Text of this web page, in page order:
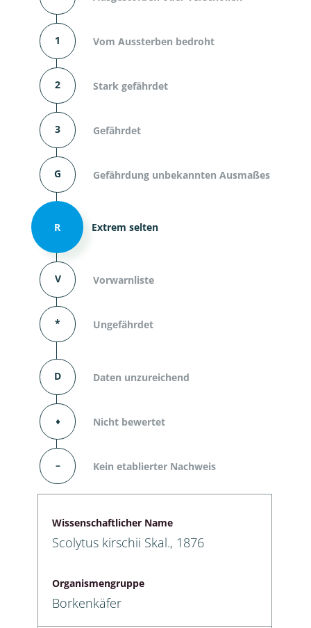
1 Vom Aussterben bedroht
2 Stark gefährdet
3 Gefährdet
G Gefährdung unbekannten Ausmaßes
R Extrem selten
V Vorwarnliste
* Ungefährdet
D Daten unzureichend
⬧ Nicht bewertet
– Kein etablierter Nachweis
Wissenschaftlicher Name
Scolytus kirschii Skal., 1876
Organismengruppe
Borkenkäfer